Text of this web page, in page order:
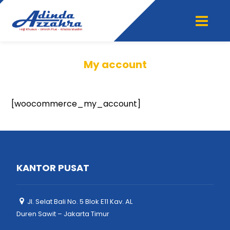
My account
[woocommerce_my_account]
KANTOR PUSAT
Jl. Selat Bali No. 5 Blok E11 Kav. AL
Duren Sawit – Jakarta Timur